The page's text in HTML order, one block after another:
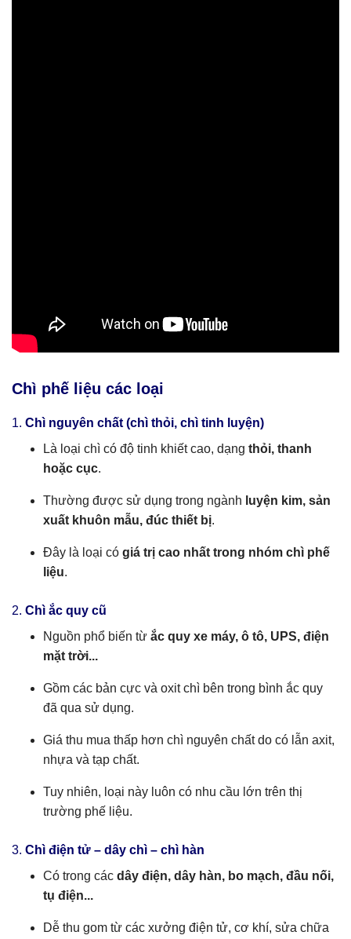
Chì phế liệu các loại
1. Chì nguyên chất (chì thỏi, chì tinh luyện)
Là loại chì có độ tinh khiết cao, dạng thỏi, thanh
hoặc cục.
Thường được sử dụng trong ngành luyện kim, sản
xuất khuôn mẫu, đúc thiết bị.
Đây là loại có giá trị cao nhất trong nhóm chì phế
liệu.
2. Chì ắc quy cũ
Nguồn phổ biến từ ắc quy xe máy, ô tô, UPS, điện
mặt trời...
Gồm các bản cực và oxit chì bên trong bình ắc quy
đã qua sử dụng.
Giá thu mua thấp hơn chì nguyên chất do có lẫn axit,
nhựa và tạp chất.
Tuy nhiên, loại này luôn có nhu cầu lớn trên thị
trường phế liệu.
3. Chì điện tử – dây chì – chì hàn
Có trong các dây điện, dây hàn, bo mạch, đầu nối,
tụ điện...
Dễ thu gom từ các xưởng điện tử, cơ khí, sửa chữa